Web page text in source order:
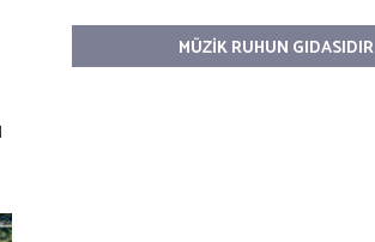
MÜZIK RUHUN GIDASIDIR